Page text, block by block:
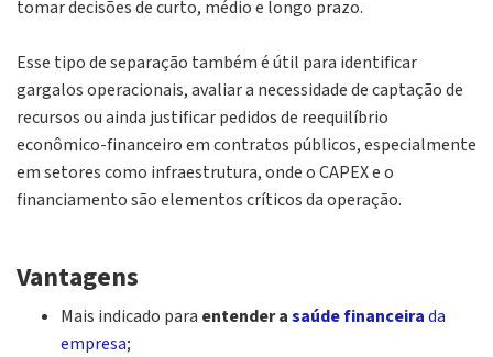
tomar decisões de curto, médio e longo prazo.
Esse tipo de separação também é útil para identificar
gargalos operacionais, avaliar a necessidade de captação de
recursos ou ainda justificar pedidos de reequilíbrio
econômico-financeiro em contratos públicos, especialmente
em setores como infraestrutura, onde o CAPEX e o
financiamento são elementos críticos da operação.
Vantagens
Mais indicado para entender asaúde financeirada
empresa;